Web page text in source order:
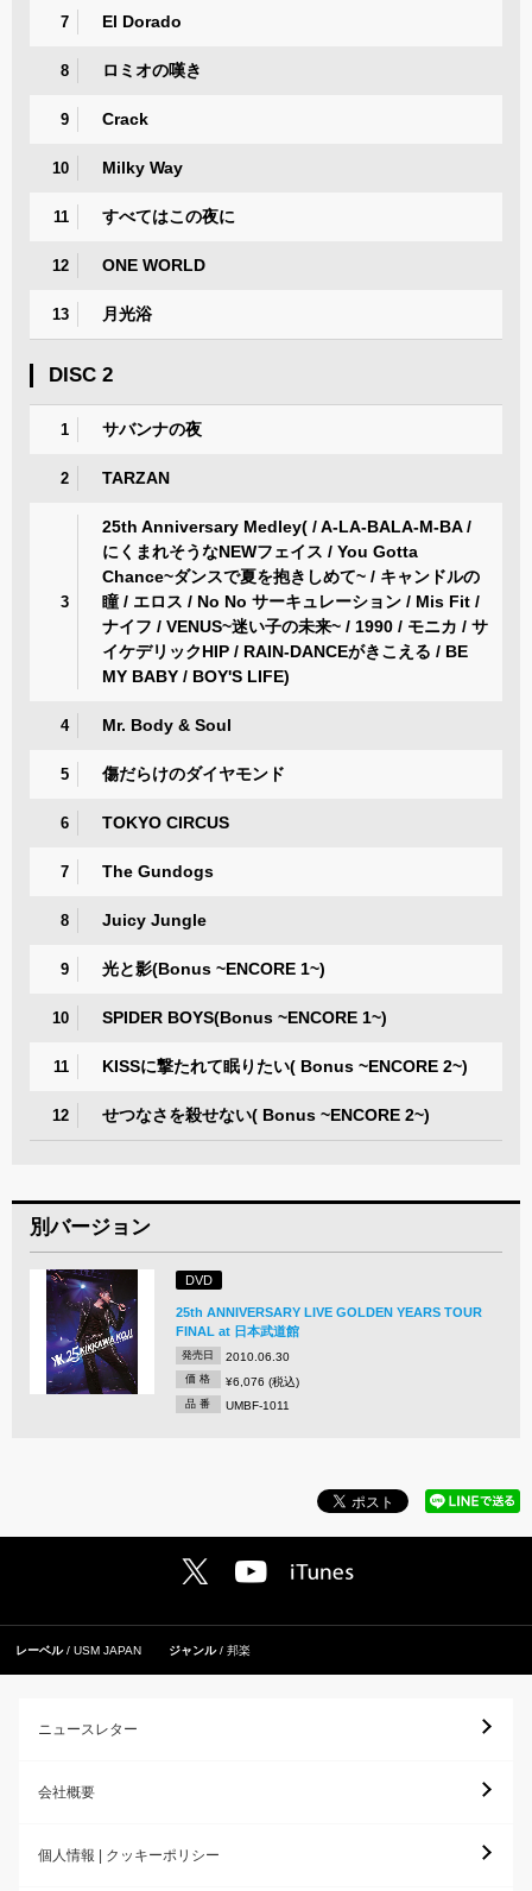
7 El Dorado
8 ロミオの嘆き
9 Crack
10 Milky Way
11 すべてはこの夜に
12 ONE WORLD
13 月光浴
DISC 2
1 サバンナの夜
2 TARZAN
3
25th Anniversary Medley( / A-LA-BALA-M-BA /
にくまれそうなNEWフェイス / You Gotta
Chance~ダンスで夏を抱きしめて~ / キャンドルの
瞳 / エロス / No No サーキュレーション / Mis Fit /
ナイフ / VENUS~迷い子の未来~ / 1990 / モニカ / サ
イケデリックHIP / RAIN-DANCEがきこえる / BE
MY BABY / BOY'S LIFE)
4 Mr. Body & Soul
5 傷だらけのダイヤモンド
6 TOKYO CIRCUS
7 The Gundogs
8 Juicy Jungle
9 光と影(Bonus ~ENCORE 1~)
10 SPIDER BOYS(Bonus ~ENCORE 1~)
11 KISSに撃たれて眠りたい( Bonus ~ENCORE 2~)
12 せつなさを殺せない( Bonus ~ENCORE 2~)
別バージョン
DVD
25th ANNIVERSARY LIVE GOLDEN YEARS TOUR
FINAL at 日本武道館
発売日 2010.06.30
価 格 ¥6,076 (税込)
品 番 UMBF-1011
レーベル USM JAPAN ジャンル 邦楽
ニュースレター
会社概要
個人情報 | クッキーポリシー